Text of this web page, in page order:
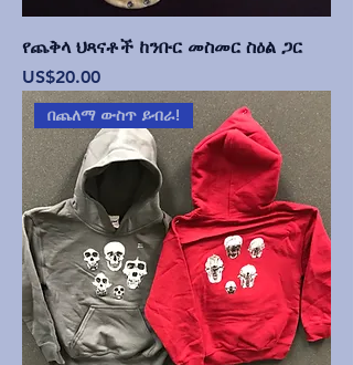
የጨቅላ ህጻናቶች ከንቡር መስመር ስዕል ጋር
Price
US$20.00
በጨለማ ውስጥ ይብራ!